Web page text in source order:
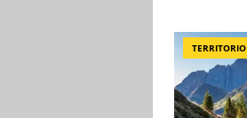
TERRITORIO